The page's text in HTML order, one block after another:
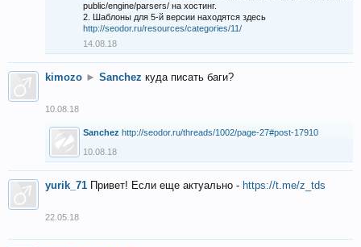
public/engine/parsers/ на хостинг.
2. Шаблоны для 5-й версии находятся здесь
http://seodor.ru/resources/categories/11/
14.08.18
kimozo ► Sanchez куда писать баги?
10.08.18
Sanchez http://seodor.ru/threads/1002/page-27#post-17910
10.08.18
yurik_71 Привет! Если еще актуально - https://t.me/z_tds
22.05.18